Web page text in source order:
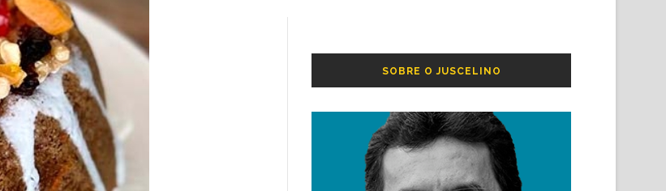
SOBRE O JUSCELINO